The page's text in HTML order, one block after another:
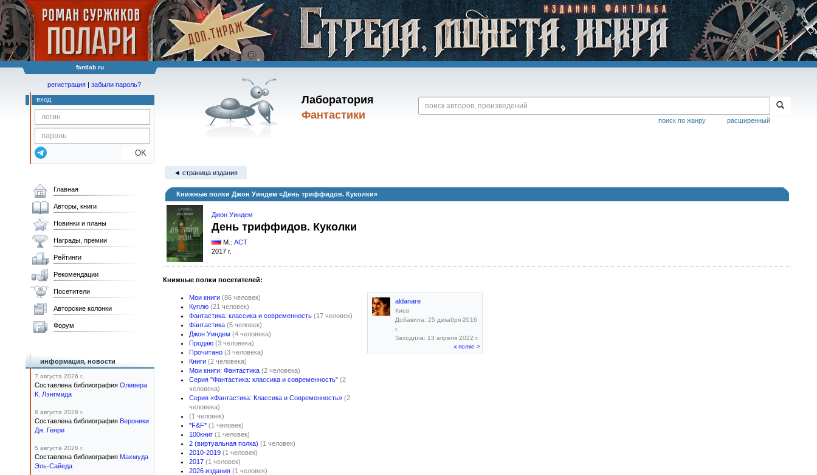
fantlab ru
Лаборатория
Фантастики
расширенный
поиск по жанру
регистрация | забыли пароль?
вход
OK
◄ страница издания
Книжные полки Джон Уиндем «День триффидов. Куколки»
Джон Уиндем
День триффидов. Куколки
М.: АСТ
2017 г.
Книжные полки посетителей:
Мои книги (86 человек)
Куплю (21 человек)
Фантастика: классика и современность (17 человек)
Фантастика (5 человек)
Джон Уиндем (4 человека)
Продаю (3 человека)
Прочитано (3 человека)
Книги (2 человека)
Мои книги: Фантастика (2 человека)
Серия "Фантастика: классика и современность" (2
человека)
Серия «Фантастика: Классика и Современность» (2
человека)
(1 человек)
*F&F* (1 человек)
100книг (1 человек)
2 (виртуальная полка) (1 человек)
2010-2019 (1 человек)
2017 (1 человек)
2026 издания (1 человек)
aldanare
Киев
Добавила: 25 декабря 2016
г.
Заходила: 13 апреля 2022 г.
к полке >
Главная
Авторы, книги
Новинки и планы
Награды, премии
Рейтинги
Рекомендации
Посетители
Авторские колонки
Форум
информация, новости
7 августа 2026 г.
Составлена библиография Оливера
К. Лэнгмида
6 августа 2026 г.
Составлена библиография Вероники
Дж. Генри
5 августа 2026 г.
Составлена библиография Махмуда
Эль-Сайеда